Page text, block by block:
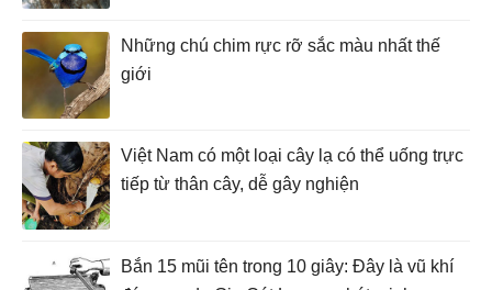
Những chú chim rực rỡ sắc màu nhất thế
giới
Việt Nam có một loại cây lạ có thể uống trực
tiếp từ thân cây, dễ gây nghiện
Bắn 15 mũi tên trong 10 giây: Đây là vũ khí